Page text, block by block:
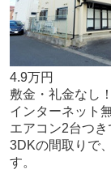
4.9万円
敷金・礼金なし！
インターネット
エアコン2台つき
3DKの間取りで
す。